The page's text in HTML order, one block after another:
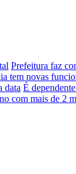
Prefeitura faz
tem novas
data É
com mais de 2